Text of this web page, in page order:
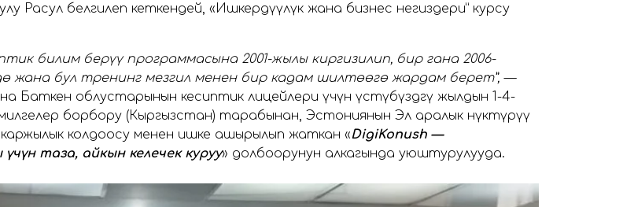
Расул белгилеп кеткендей, «Ишкердүүлүк жана бизнес негиздери” курсу
билим берүү программасына 2001-жылы киргизилип, бир гана 2006-
жана бул тренинг мезгил менен бир кадам шилтөөгө жардам берет”, —
Баткен облустарынын кесиптик лицейлери үчүн үстүбүздөгү жылдын 1-4-
борбору (Кыргызстан) тарабынан, Эстониянын Эл аралык өнүктүрүү
каржылык колдоосу менен ишке ашырылып жаткан «DigiKonush —
таза, айкын келечек куруу» долбоорунун алкагында уюштурулууда.